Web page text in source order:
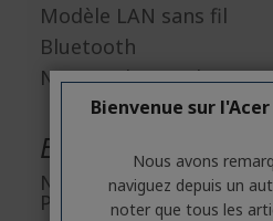
Modèle LAN sans fil
Bluetooth
Norme Bluetooth
Extensions
Nombre de slots
PCI Express x16
Bienvenue sur
Nous avons
naviguez depuis un
noter que tous les